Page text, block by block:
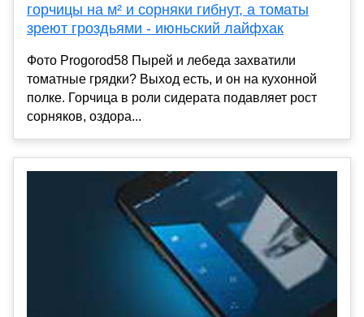
горчицы на м² и сорняки гибнут, а томаты
зреют гроздьями - июньский лайфхак
Фото Progorod58 Пырей и лебеда захватили
томатные грядки? Выход есть, и он на кухонной
полке. Горчица в роли сидерата подавляет рост
сорняков, оздора...